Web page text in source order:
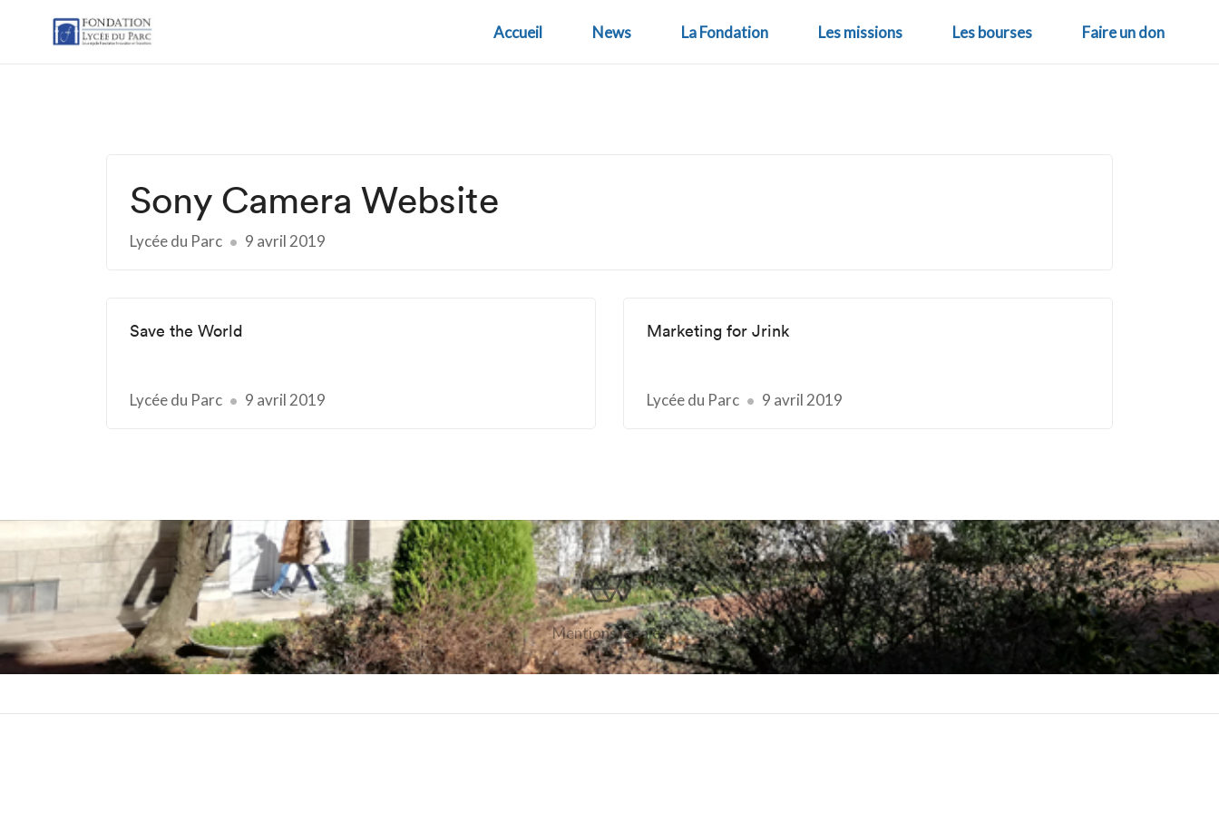
Accueil News La Fondation Les missions Les bourses Faire un don
Sony Camera Website
Lycée du Parc 9 avril 2019
Save the World
Lycée du Parc 9 avril 2019
Marketing for Jrink
Lycée du Parc 9 avril 2019
Mentions légales